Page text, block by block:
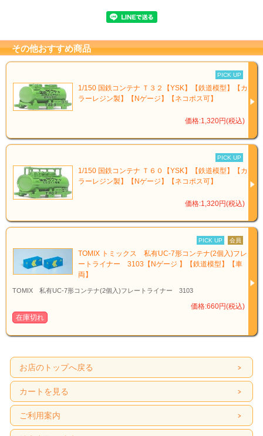
その他おすすめ商品
PICK UP
1/150 国鉄コンテナ Ｔ３２【YSK】【鉄道模型】【カ
ラーレジン製】【Nゲージ】【ネコポス可】
価格:1,320円(税込)
PICK UP
1/150 国鉄コンテナ Ｔ６０【YSK】【鉄道模型】【カ
ラーレジン製】【Nゲージ】【ネコポス可】
価格:1,320円(税込)
PICK UP 会員
TOMIX トミックス 私有UC-7形コンテナ(2個入)フレ
ートライナー 3103【Nゲージ 】【鉄道模型】【車
両】
TOMIX 私有UC-7形コンテナ(2個入)フレートライナー 3103
価格:660円(税込)
在庫切れ
お店のトップへ戻る
カートを見る
ご利用案内